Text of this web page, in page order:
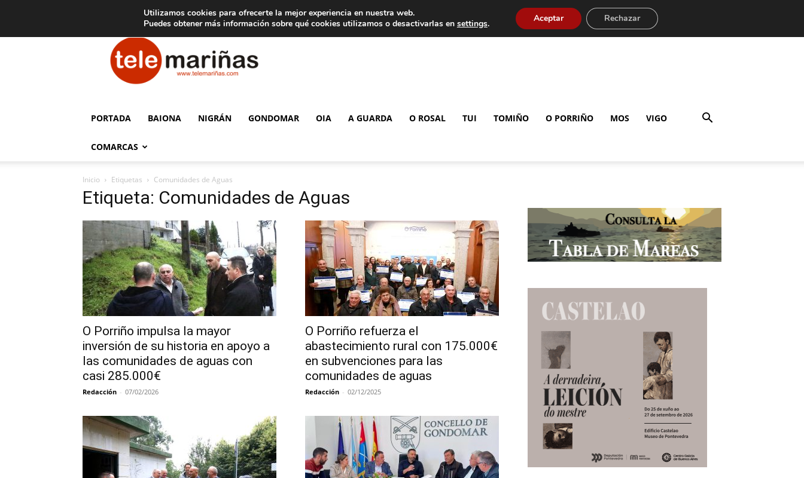
Aviso legal Tarifas de publicidad
Telemariñas
PORTADA BAIONA NIGRÁN GONDOMAR OIA A GUARDA O ROSAL TUI TOMIÑO O PORRIÑO MOS VIGO
COMARCAS
Inicio Etiquetas Comunidades de Aguas
Etiqueta: Comunidades de Aguas
O Porriño impulsa la mayor
inversión de su historia en apoyo a
las comunidades de aguas con
casi 285.000€
Redacción - 07/02/2026
O Porriño refuerza el
abastecimiento rural con 175.000€
en subvenciones para las
comunidades de aguas
Redacción - 02/12/2025
Utilizamos cookies para ofrecerte la mejor experiencia en nuestra web.
Puedes obtener más información sobre qué cookies utilizamos o desactivarlas en settings. Aceptar Rechazar